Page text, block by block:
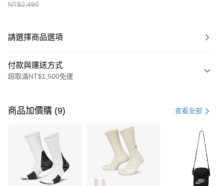
NT$2,490
請選擇商品選項
付款與運送方式
超取滿NT$1,500免運
信用卡一次付款
3 期 0 利率 每期 21家銀行
合作金庫商業銀行
第一商業銀行
華南商業銀行
彰化商業銀行
上海商業儲蓄銀行
Apple Pay
商品加價購 (9) 查看全部